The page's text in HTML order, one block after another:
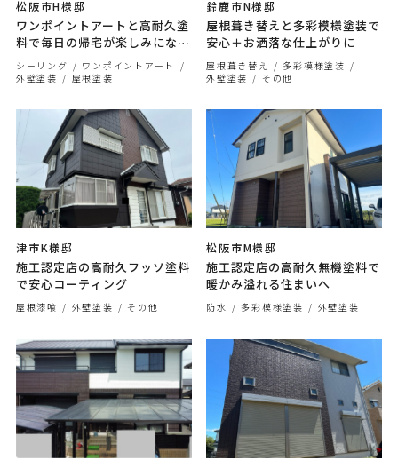
松阪市H様邸
ワンポイントアートと高耐久塗
料で毎日の帰宅が楽しみになる
仕上がりに
シーリング
ワンポイントアート
外壁塗装
屋根塗装
鈴鹿市N様邸
屋根葺き替えと多彩模様塗装で
安心＋お洒落な仕上がりに
屋根葺き替え
多彩模様塗装
外壁塗装
その他
津市K様邸
施工認定店の高耐久フッソ塗料
で安心コーティング
屋根漆喰 外壁塗装 その他
松阪市M様邸
施工認定店の高耐久無機塗料で
暖かみ溢れる住まいへ
防水 多彩模様塗装 外壁塗装